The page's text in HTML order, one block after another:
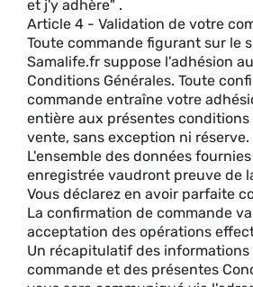
et j'y adhère" .
Article 4 - Validation de votre
Toute commande figurant sur le
Samalife.fr suppose l'adhésion
Conditions Générales. Toute
commande entraîne votre
entière aux présentes conditions
vente, sans exception ni réserve.
L'ensemble des données
enregistrée vaudront preuve de
Vous déclarez en avoir parfaite
La confirmation de commande
acceptation des opérations
Un récapitulatif des informations
commande et des présentes